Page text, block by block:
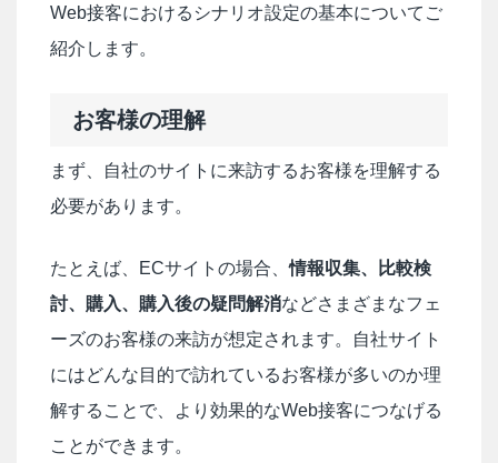
Web接客におけるシナリオ設定の基本についてご
紹介します。
お客様の理解
まず、自社のサイトに来訪するお客様を理解する
必要があります。
たとえば、ECサイトの場合、情報収集、比較検
討、購入、購入後の疑問解消などさまざまなフェ
ーズのお客様の来訪が想定されます。自社サイト
にはどんな目的で訪れているお客様が多いのか理
解することで、より効果的なWeb接客につなげる
ことができます。